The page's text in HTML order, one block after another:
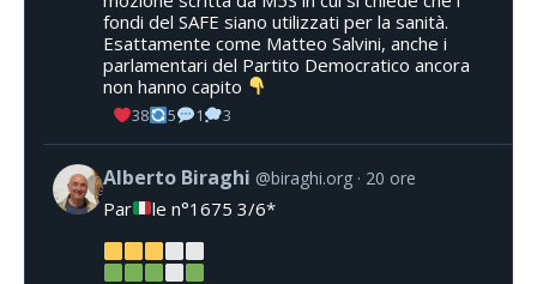
fondi del SAFE siano utilizzati per la sanità.
Esattamente come Matteo Salvini, anche i
parlamentari del Partito Democratico ancora
non hanno capito
38 5 1 3
Alberto Biraghi @biraghi.org 20 ore
Par le n°1675 3/6*